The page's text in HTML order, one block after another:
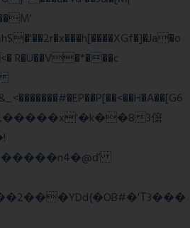
R�U��V�*���c
3僒